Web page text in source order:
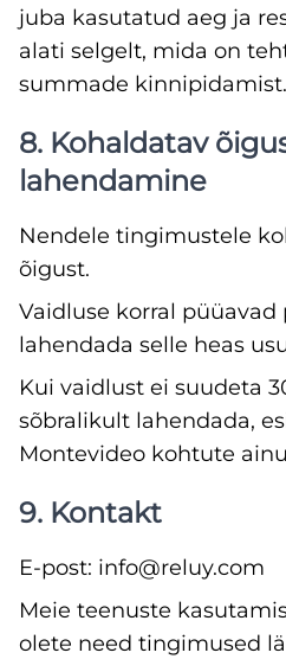
juba kasutatud aeg ja
alati selgelt, mida on
summade kinnipidamist.
8. Kohaldatav
lahendamine
Nendele tingimustele
õigust.
Vaidluse korral püüavad
lahendada selle heas
Kui vaidlust ei suudeta
sõbralikult lahendada,
Montevideo kohtute
9. Kontakt
E-post: info@reluy.com
Meie teenuste
olete need tingimused